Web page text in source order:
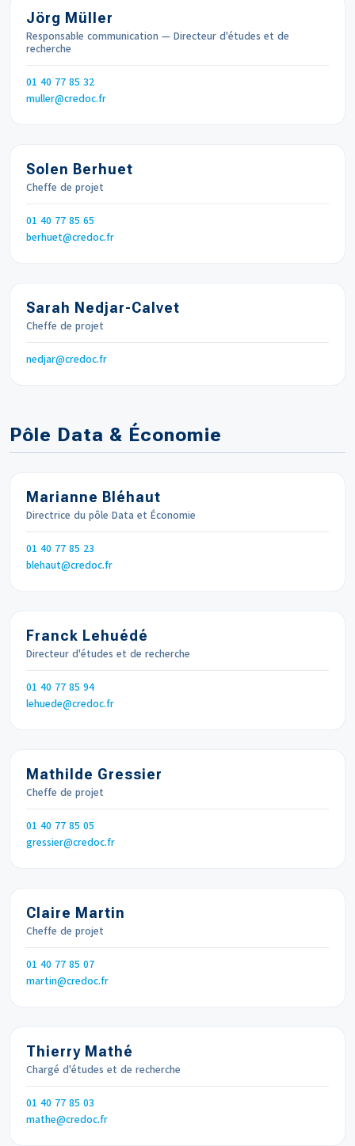
Jörg Müller
Responsable communication — Directeur d'études et de
recherche
Téléphone
01 40 77 85 32
Email
muller credoc.fr
Solen Berhuet
Cheffe de projet
Téléphone
01 40 77 85 65
Email
berhuet credoc.fr
Sarah Nedjar-Calvet
Cheffe de projet
Email
nedjar credoc.fr
Pôle Data & Économie
Marianne Bléhaut
Directrice du pôle Data et Économie
Téléphone
01 40 77 85 23
Email
blehaut credoc.fr
Franck Lehuédé
Directeur d'études et de recherche
Téléphone
01 40 77 85 94
Email
lehuede credoc.fr
Mathilde Gressier
Cheffe de projet
Téléphone
01 40 77 85 05
Email
gressier credoc.fr
Claire Martin
Cheffe de projet
Téléphone
01 40 77 85 07
Email
martin credoc.fr
Thierry Mathé
Chargé d'études et de recherche
Téléphone
01 40 77 85 03
Email
mathe credoc.fr